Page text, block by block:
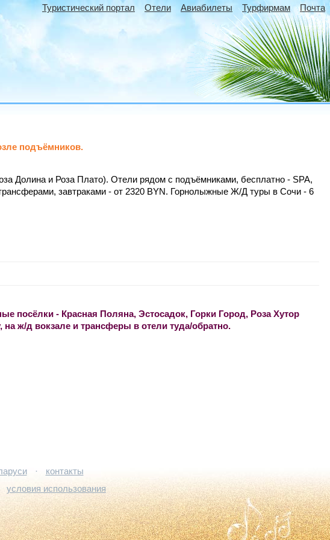
Туристический портал Отели Авиабилеты Турфирмам Почта
подъёмников.
Долина и Роза Плато). Отели рядом с подъёмниками, бесплатно - SPA,
завтраками - от 2320 BYN. Горнолыжные Ж/Д туры в Сочи - 6
посёлки - Красная Поляна, Эстосадок, Горки Город, Роза Хутор
ж/д вокзале и трансферы в отели туда/обратно.
·
контакты
условия использования